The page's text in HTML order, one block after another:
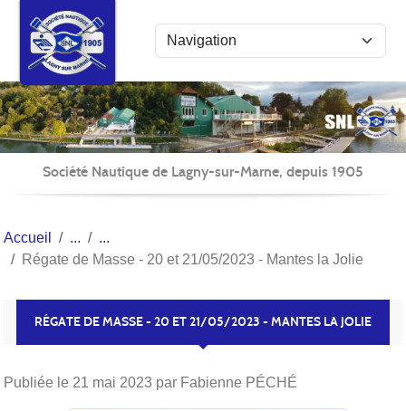
Société Nautique de Lagny-sur-Marne, depuis 1905
Accueil
Régate de Masse - 20 et 21/05/2023 - Mantes la Jolie
RÉGATE DE MASSE - 20 ET 21/05/2023 - MANTES LA JOLIE
Publiée le 21 mai 2023 par Fabienne PÉCHÉ
Panneau de gestion des cookies